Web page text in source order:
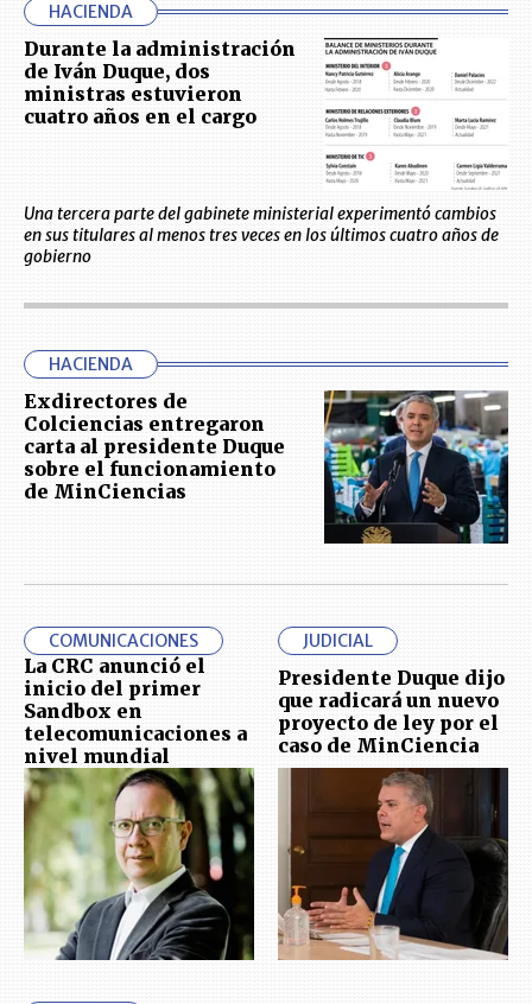
HACIENDA
Durante la administración
de Iván Duque, dos
ministras estuvieron
cuatro años en el cargo
Una tercera parte del gabinete ministerial experimentó cambios
en sus titulares al menos tres veces en los últimos cuatro años de
gobierno
HACIENDA
Exdirectores de
Colciencias entregaron
carta al presidente Duque
sobre el funcionamiento
de MinCiencias
COMUNICACIONES
La CRC anunció el
inicio del primer
Sandbox en
telecomunicaciones a
nivel mundial
JUDICIAL
Presidente Duque dijo
que radicará un nuevo
proyecto de ley por el
caso de MinCiencia